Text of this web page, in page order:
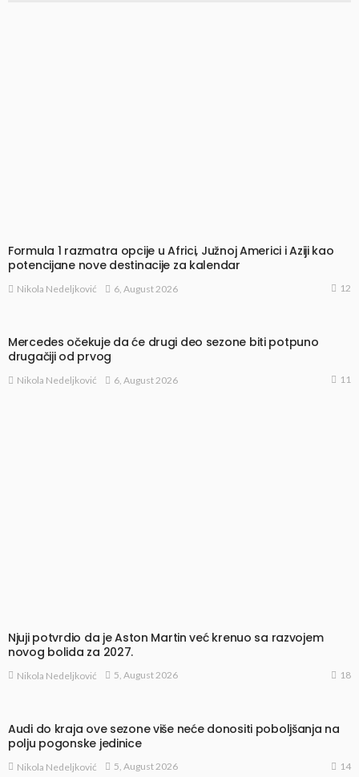
Formula 1 razmatra opcije u Africi, Južnoj Americi i Aziji kao
potencijane nove destinacije za kalendar
Nikola Nedeljković 6, August 2026 12
Mercedes očekuje da će drugi deo sezone biti potpuno
drugačiji od prvog
Nikola Nedeljković 6, August 2026 11
Njuji potvrdio da je Aston Martin već krenuo sa razvojem
novog bolida za 2027.
Nikola Nedeljković 5, August 2026 18
Audi do kraja ove sezone više neće donositi poboljšanja na
polju pogonske jedinice
Nikola Nedeljković 5, August 2026 14